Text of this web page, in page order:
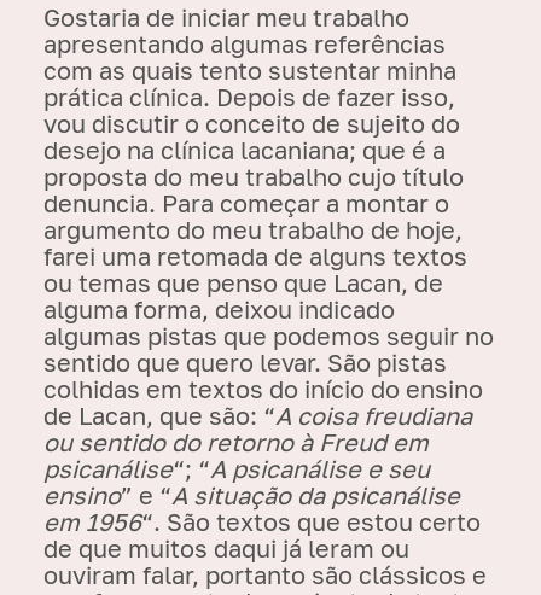
Gostaria de iniciar meu trabalho
apresentando algumas referências
com as quais tento sustentar minha
prática clínica. Depois de fazer isso,
vou discutir o conceito de sujeito do
desejo na clínica lacaniana; que é a
proposta do meu trabalho cujo título
denuncia. Para começar a montar o
argumento do meu trabalho de hoje,
farei uma retomada de alguns textos
ou temas que penso que Lacan, de
alguma forma, deixou indicado
algumas pistas que podemos seguir no
sentido que quero levar. São pistas
colhidas em textos do início do ensino
de Lacan, que são: “A coisa freudiana
ou sentido do retorno à Freud em
psicanálise“; “A psicanálise e seu
ensino” e “A situação da psicanálise
em 1956“. São textos que estou certo
de que muitos daqui já leram ou
ouviram falar, portanto são clássicos e